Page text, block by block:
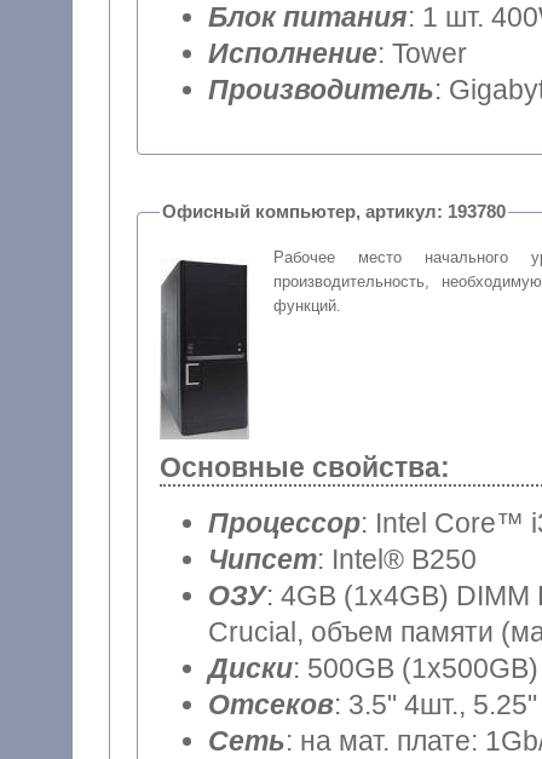
Блок питания: 1 шт.
Исполнение: Tower
Производитель:
Офисный компьютер, артикул: 193780
Рабочее место начального
производительность,
функций.
Основные свойства:
Процессор: Intel Core™
Чипсет: Intel® B250
ОЗУ: 4GB (1x4GB) DIMM DDR4 (частота шины 2400MHz)
Crucial, объем памяти
Диски: 500GB
Отсеков: 3.5" 4шт.,
Сеть: на мат. плате: